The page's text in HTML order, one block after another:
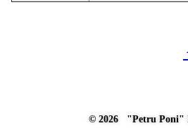
© 2026 "Petru Poni"